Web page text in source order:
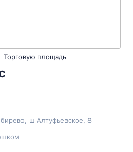
Торговую площадь
ш Алтуфьевское , 8